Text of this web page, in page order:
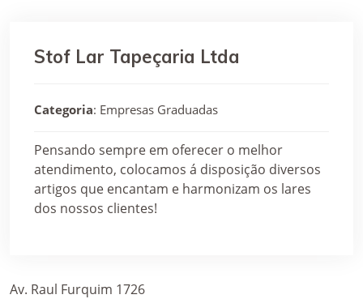
Stof Lar Tapeçaria Ltda
Categoria: Empresas Graduadas
Pensando sempre em oferecer o melhor
atendimento, colocamos á disposição diversos
artigos que encantam e harmonizam os lares
dos nossos clientes!
Av. Raul Furquim 1726